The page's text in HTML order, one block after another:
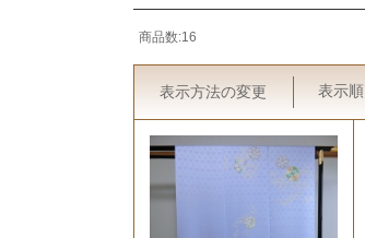
商品数:16
表示方法の変更 表示順